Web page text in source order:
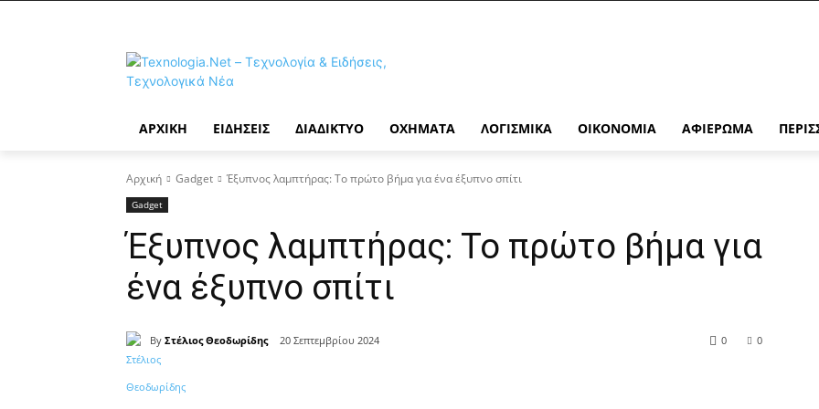
ΑΡΧΙΚΉ ΕΙΔΉΣΕΙΣ ΔΙΑΔΊΚΤΥΟ ΟΧΉΜΑΤΑ ΛΟΓΙΣΜΙΚΆ ΟΙΚΟΝΟΜΊΑ ΑΦΙΈΡΩΜΑ
Αρχική Gadget Έξυπνος λαμπτήρας: Το πρώτο βήμα για ένα έξυπνο σπίτι
Gadget
Έξυπνος λαμπτήρας: Το πρώτο βήμα για
ένα έξυπνο σπίτι
By Στέλιος Θεοδωρίδης 20 Σεπτεμβρίου 2024 0
0
Κοινοποίηση